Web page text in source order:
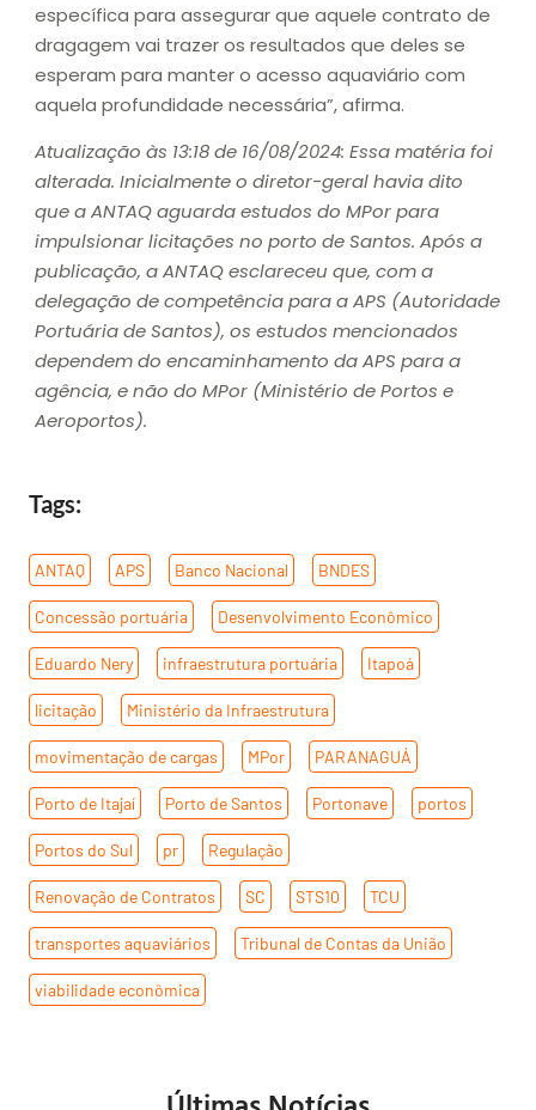
específica para assegurar que aquele contrato de
dragagem vai trazer os resultados que deles se
esperam para manter o acesso aquaviário com
aquela profundidade necessária”, afirma.
Atualização às 13:18 de 16/08/2024: Essa matéria foi
alterada. Inicialmente o diretor-geral havia dito
que a ANTAQ aguarda estudos do MPor para
impulsionar licitações no porto de Santos. Após a
publicação, a ANTAQ esclareceu que, com a
delegação de competência para a APS (Autoridade
Portuária de Santos), os estudos mencionados
dependem do encaminhamento da APS para a
agência, e não do MPor (Ministério de Portos e
Aeroportos).
Tags:
ANTAQ APS Banco Nacional BNDES
Concessão portuária Desenvolvimento Econômico
Eduardo Nery infraestrutura portuária Itapoá
licitação Ministério da Infraestrutura
movimentação de cargas MPor PARANAGUÁ
Porto de Itajaí Porto de Santos Portonave portos
Portos do Sul pr Regulação
Renovação de Contratos SC STS10 TCU
transportes aquaviários Tribunal de Contas da União
viabilidade econômica